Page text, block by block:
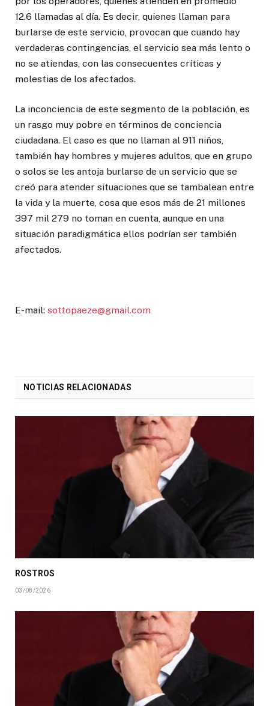
12.6 llamadas al día. Es decir, quienes llaman para
burlarse de este servicio, provocan que cuando hay
verdaderas contingencias, el servicio sea más lento o
no se atiendas, con las consecuentes críticas y
molestias de los afectados.
La inconciencia de este segmento de la población, es
un rasgo muy pobre en términos de conciencia
ciudadana. El caso es que no llaman al 911 niños,
también hay hombres y mujeres adultos, que en grupo
o solos se les antoja burlarse de un servicio que se
creó para atender situaciones que se tambalean entre
la vida y la muerte, cosa que esos más de 21 millones
397 mil 279 no toman en cuenta, aunque en una
situación paradigmática ellos podrían ser también
afectados.
E-mail: sottopaeze@gmail.com
NOTICIAS RELACIONADAS
ROSTROS
03/08/2026